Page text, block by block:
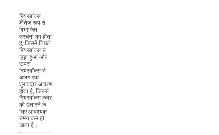
गियरबॉक्स
क्षैतिज रूप से
विभाजित
संरचना का होता
है, जिसमें निचले
गियरबॉक्स से
जुड़ा हुआ और
ऊपरी
गियरबॉक्स से
अलग एक
घुमावदार आवरण
होता है, जिससे
गियरबॉक्स कवर
को उतारने के
लिए आवश्यक
समय कम हो
जाता है।